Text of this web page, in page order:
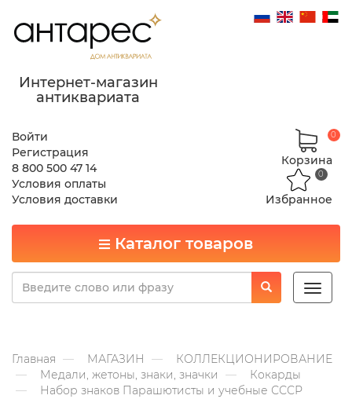
Интернет-магазин
антиквариата
Войти
Регистрация
8 800 500 47 14
Условия оплаты
Условия доставки
Корзина
0
Избранное
0
Каталог товаров
Toggle
Главная МАГАЗИН
КОЛЛЕКЦИОНИРОВАНИЕ
Медали, жетоны, знаки, значки
Кокарды
Набор знаков Парашютисты и учебные СССР